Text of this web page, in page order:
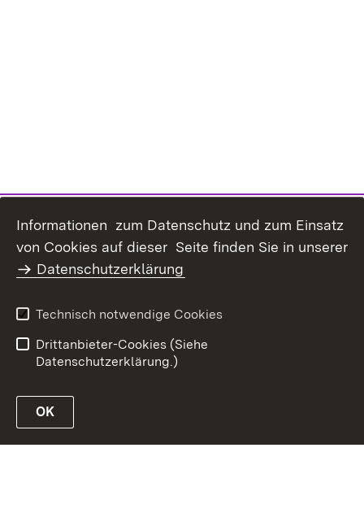
Inhaltsübersicht
Kontakt
Barrierefreiheit
Benutzungshinweise
Informationen zum Datenschutz und zum Einsatz
von Cookies auf dieser Seite finden Sie in unserer
Datenschutzerklärung
Technisch notwendige Cookies
Drittanbieter-Cookies (Siehe
Datenschutzerklärung.)
OK